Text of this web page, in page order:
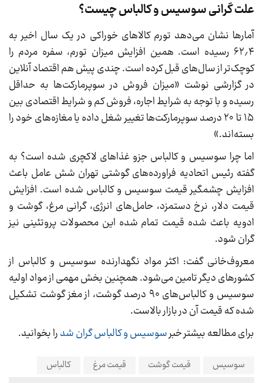
علت گرانی سوسیس و کالباس چیست؟
آمارها نشان می‌دهد تورم کالاهای خوراکی در یک سال اخیر به
۶۲٫۴ رسیده است. همین افزایش میزان تورم، سفره مردم را
کوچک‌تر از سال‌های قبل کرده است. چندی پیش هم اقتصاد آنلاین
در گزارشی نوشت «میزان فروش در سوپرمارکت‌ها به حداقل
رسیده و با توجه به شرایط اجاره، فروش کم و شرایط اقتصادی بین
۱۵ تا ۲۰ درصد سوپرمارکت‌ها تغییر شغل داده یا مغازه‌های خود را
بسته‌اند.»
اما چرا سوسیس و کالباس جزو غذاهای لاکچری شده است؟ به
گفته رئیس اتحادیه فراورده‌های گوشتی تهران شش عامل باعث
افزایش چشمگیر قیمت سوسیس و کالباس شده است. افزایش
قیمت دلار، نرخ دستمزد، حامل‌های انرژی، گرانی مرغ، گوشت و
ادویه باعث شده قیمت تمام شده این محصولات پروتئینی نیز
گران شود.
معروف‌خانی گفت: اکثر مواد نگهدارنده سوسیس و کالباس از
کشورهای دیگر تامین می‌شود. همچنین بخش مهمی از مواد اولیه
سوسیس و کالباس‌های ۹۰ درصد گوشت، از مغز گوشت تشکیل
شده که قیمت آن در بازار بالاست.
برای مطالعه بیشتر خبرسوسیس و کالباس گران شدرا بخوانید.
سوسیس قیمت گوشت قیمت مرغ کالباس